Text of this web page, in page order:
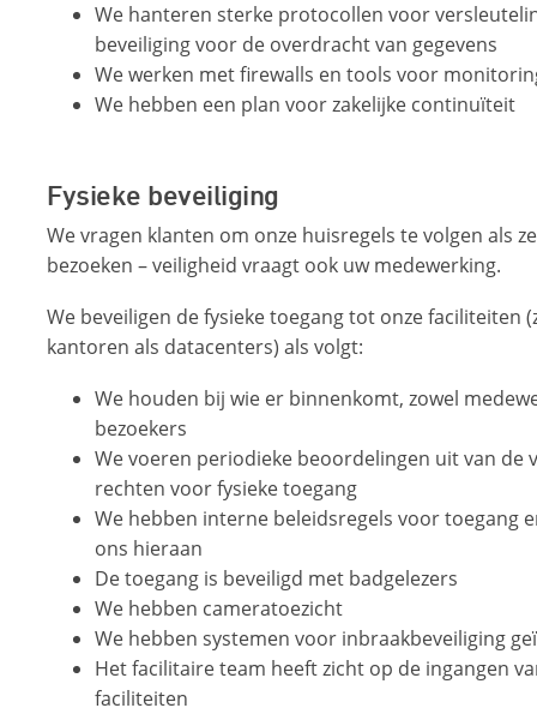
We hanteren sterke protocollen voor
beveiliging voor de overdracht van gegevens
We werken met firewalls en tools voor
We hebben een plan voor zakelijke continuïteit
Fysieke beveiliging
We vragen klanten om onze huisregels te volgen als
bezoeken – veiligheid vraagt ook uw medewerking.
We beveiligen de fysieke toegang tot onze faciliteiten
kantoren als datacenters) als volgt:
We houden bij wie er binnenkomt, zowel
bezoekers
We voeren periodieke beoordelingen uit van de
rechten voor fysieke toegang
We hebben interne beleidsregels voor toegang
ons hieraan
De toegang is beveiligd met badgelezers
We hebben cameratoezicht
We hebben systemen voor inbraakbeveiliging
Het facilitaire team heeft zicht op de ingangen
faciliteiten